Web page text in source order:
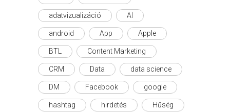
adatvizualizáció AI
android App Apple
BTL Content Marketing
CRM Data data science
DM Facebook google
hashtag hirdetés Hűség